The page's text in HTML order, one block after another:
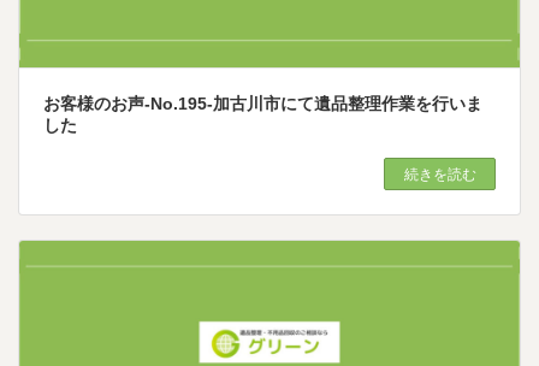
お客様のお声-No.195-加古川市にて遺品整理作業を行いま
した
続きを読む